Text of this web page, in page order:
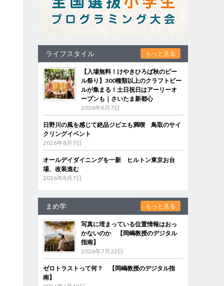
ライフスタイル もっと見る
【入場無料！けやきひろば秋のビー
ル祭り】300種類以上のクラフトビー
ルが集まる！土日祝日はアーリーオ
ープンも｜さいたま新都心
2026年8月7日
日野川の風を感じて絶品ジビエも満喫 鳥取のサイ
クリングイベント
2026年8月7日
オールデイダイニングを一新 ヒルトン東京お台
場、改装進む
2026年8月7日
まめ学 もっと見る
写真に埋まっている位置情報はおっ
かないのか 【岡嶋教授のデジタル
指南】
2026年7月22日
ゼロトラストって何？ 【岡嶋教授のデジタル指
南】